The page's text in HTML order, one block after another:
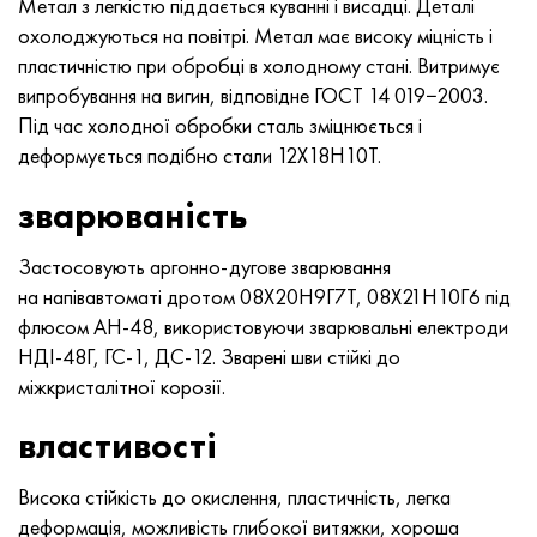
охолоджуються на повітрі. Метал має високу міцність і
пластичністю при обробці в холодному стані. Витримує
випробування на вигин, відповідне ГОСТ 14019−2003.
Під час холодної обробки сталь зміцнюється і
деформується подібно стали 12Х18Н10Т.
зварюваність
Застосовують аргонно-дугове зварювання
на напівавтоматі дротом 08Х20Н9Г7Т, 08Х21Н10Г6 під
флюсом АН-48, використовуючи зварювальні електроди
НДІ-48Г, ГС-1, ДС-12. Зварені шви стійкі до
міжкристалітної корозії.
властивості
Висока стійкість до окислення, пластичність, легка
деформація, можливість глибокої витяжки, хороша
MP159
Multimet n155
Никрофер 5923 hMo
Нитроник 50
Нитроник 60
Нимоник 80а
Стрічка, коло, дріт 56ДГНХ
Стрічка 68НХВКТЮ
труба 79НМ
80НХС
81НМА
Види прецизійних сплавів
термобіметалів
Лист, круг, дріт ХН73МБТЮ
Труба ХН70Ю
Труба ХН75МБТЮ
труба ХН77ТЮР
труба ХН78Т
Лист, круг, дріт ХН80ТБЮ
Лист, круг, дріт Н65М
5B
ТЛ5
АТ-6
СП -17
40 титан
1.4567 - aisi 304Cu
1.4570 - aisi303Cu
1.4574 - Alloy PH 15-7 Mo®
Сплав 28 - 1.4563
Сплав 31 - 1.4562
Сплав 254smo® - 1.4547
Сплав 926 - 1.4529
15Х16Н2АМ
18Х11МНФБ
18Х12ВМБФР
21НКМТ
37Х12Н8Г8МФБ
40Х9С2
30Х, aisi 5130, 30h
30хгс, 30hgs
30ХГСА, 30hgsa
30хн3а, 31nicr14
34хн3ма, 36NiCrMo16, 35NiCrMo16
35hgsa, 35ХГСА